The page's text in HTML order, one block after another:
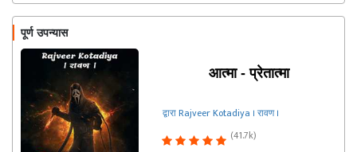
पूर्ण उपन्यास
आत्मा - प्रेतात्मा
द्वारा Rajveer Kotadiya । रावण ।
(41.7k)